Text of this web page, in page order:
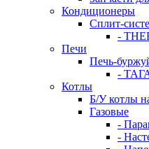
Кондиционеры
Сплит-
-
Печи
Печь-
-
Котлы
Б/У котлы
Газовые
-
-